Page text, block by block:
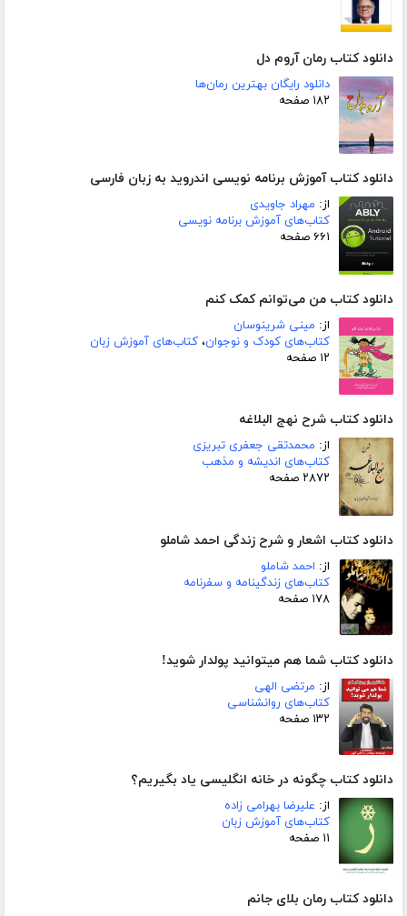
دانلود کتاب رمان آروم دل
دانلود رایگان بهترین رمان‌ها
۱۸۲ صفحه
دانلود کتاب آموزش برنامه نویسی اندروید به زبان فارسی
از: مهراد جاویدی
کتاب‌های آموزش برنامه نویسی
۶۶۱ صفحه
دانلود کتاب من می‌توانم کمک کنم
از: مینی شرینوسان
کتاب‌های کودک و نوجوان، کتاب‌های آموزش زبان
۱۲ صفحه
دانلود کتاب شرح نهج البلاغه
از: محمدتقی جعفری تبریزی
کتاب‌های اندیشه و مذهب
۲۸۷۲ صفحه
دانلود کتاب اشعار و شرح زندگی احمد شاملو
از: احمد شاملو
کتاب‌های زندگینامه و سفرنامه
۱۷۸ صفحه
دانلود کتاب شما هم میتوانید پولدار شوید!
از: مرتضی الهی
کتاب‌های روانشناسی
۱۳۲ صفحه
دانلود کتاب چگونه در خانه انگلیسی یاد بگیریم؟
از: علیرضا بهرامی زاده
کتاب‌های آموزش زبان
۱۱ صفحه
دانلود کتاب رمان بلای جانم